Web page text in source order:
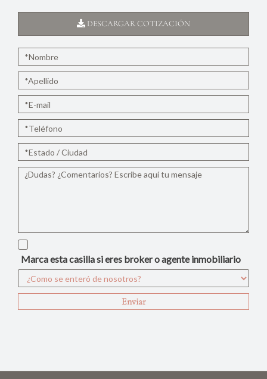
DESCARGAR COTIZACIÓN
Marca esta casilla si eres broker o agente inmobiliario
Enviar